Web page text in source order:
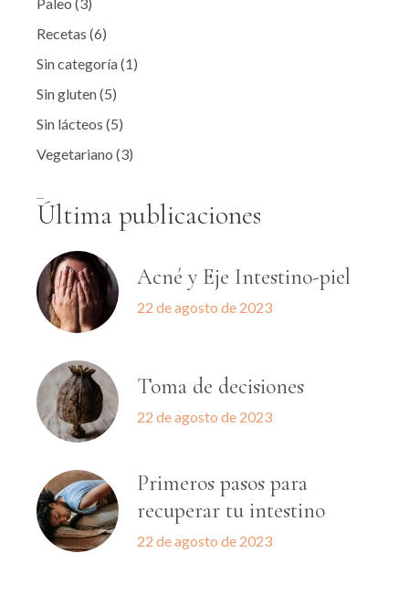
Recetas (6)
Sin categoría(1)
Sin gluten(5)
Sin lácteos (5)
Vegetariano (3)
Última publicaciones
Acné y Eje Intestino-piel
22 de agosto de 2023
Toma de decisiones
22 de agosto de 2023
Primeros pasos para
recuperar tu intestino
22 de agosto de 2023